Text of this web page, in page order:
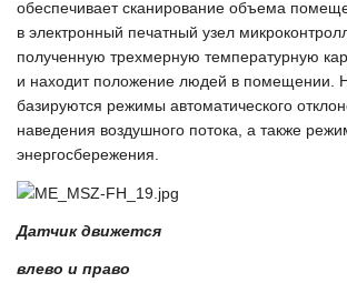
обеспечивает сканирование объема
в электронный печатный узел
полученную трехмерную температурную
и находит положение людей в помещении.
базируются режимы автоматического
наведения воздушного потока, а также
энергосбережения.
Датчик движется
влево и право